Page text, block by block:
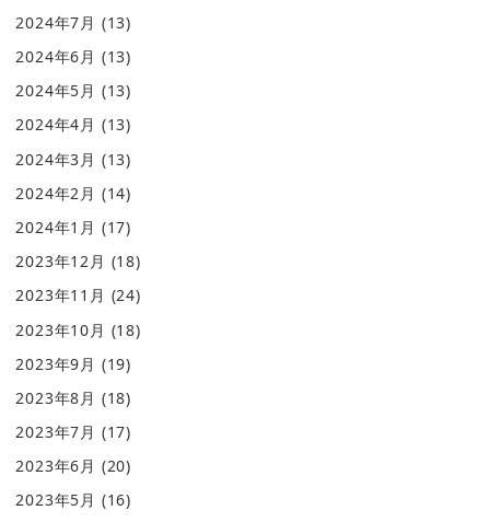
2024年7月 (13)
2024年6月 (13)
2024年5月 (13)
2024年4月 (13)
2024年3月 (13)
2024年2月 (14)
2024年1月 (17)
2023年12月 (18)
2023年11月 (24)
2023年10月 (18)
2023年9月 (19)
2023年8月 (18)
2023年7月 (17)
2023年6月 (20)
2023年5月 (16)